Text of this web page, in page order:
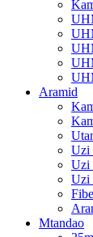
Aramid
Uzi
Uzi
Uzi
Mtandao